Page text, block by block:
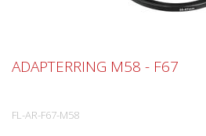
ADAPTERRING M58 - F67
FL-AR-F67-M58